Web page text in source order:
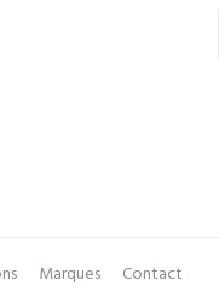
Marques Contact